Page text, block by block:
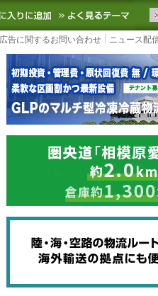
の物流ニュースをお届け
お気に入りに追加 よ
広告に関するお問い合わせ ニュース配